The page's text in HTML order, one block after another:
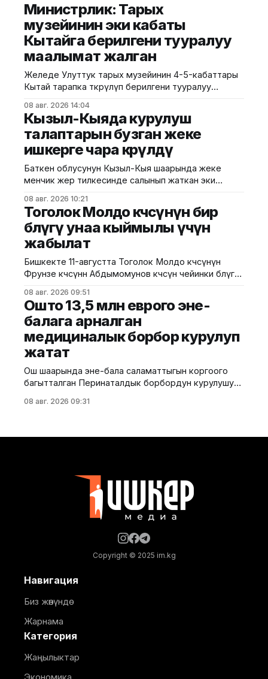
Министрлик: Тарых
музейинин эки кабаты
Кытайга берилгени тууралуу
маалымат жалган
Желеде Улуттук тарых музейинин 4-5-кабаттары
Кытай тарапка өткөрүлүп берилгени тууралуу
Маданият, маалымат жана жаштар саясаты
министрлиги билдирди. Министрликтин
маалыматына караганда, музейдин эч бир бөлүгү
чет өлкөлүк мекемелерге менчикке, ижарага же
туруктуу пайдаланууга берилген эмес.
Белгилегендей, “Гармония сулуулукту жаратат:
Байыркы Кытай цивилизациясынын көркөм өнөр
08 авг. 2026 14:04
Кызыл-Кыяда курулуш
талаптарын бузган жеке
ишкерге чара көрүлдү
Баткен облусунун Кызыл-Кыя шаарында жеке
менчик жер тилкесинде салынып жаткан эки
бузуулар аныкталды. Бул тууралуу Курулуш,
архитектура жана турак жай-коммуналдык чарба
министрлигинин басма сөз кызматы билдирди.
Маалыматка ылайык, Кулатов көчөсүндө жайгашкан
жана долбоордук документтер таризделбестен
жүргүзүлгөн. Жер казууда
08 авг. 2026 10:21
Тоголок Молдо көчөсүнүн бир
бөлүгү унаа кыймылы үчүн
жабылат
Бишкекте 11-августта Тоголок Молдо көчөсүнүн
Фрунзе көчөсүнөн Абдымомунов көчөсүнө чейинки бөлүгү
мэриясынын билдиришкендей, аталган тилкеде
бул убакта курулуш иштери жүргүзүлөт. Ал эми
Фрунзе жана Панфилов көчөлөрүнүн кесилиши
кайрадан унаалар үчүн ачылат. Мэрия
айдоочуларды жол кыймылындагы убактылуу
өзгөрүүлөрдү эске алып, жол белгилеринин
талаптарын так
08 авг. 2026 09:51
Ошто 13,5 млн еврого эне-
балага арналган
медициналык борбор курулуп
жатат
Ош шаарында эне-бала саламаттыгын коргоого
багытталган Перинаталдык борбордун курулушу
министрлигинин басма сөз кызматы билдирди.
энелерге жана ымыркайларга
08 авг. 2026 09:31
Copyright © 2025 im.kg
Навигация
Биз жөнүндө
Жарнама
Категория
Жаңылыктар